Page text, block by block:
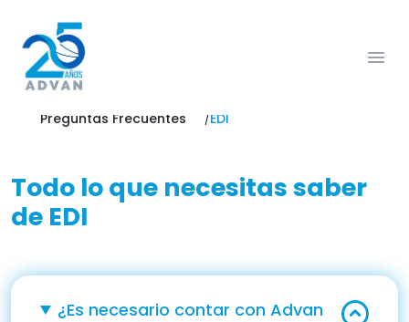
Preguntas Frecuentes EDI
Todo lo que necesitas saber
de EDI
¿Es necesario contar con Advan